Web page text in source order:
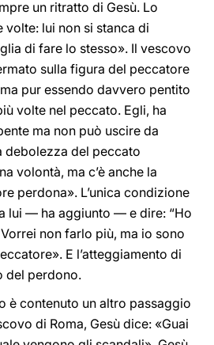
un ritratto di Gesù. Lo
lui non si stanca di
di fare lo stesso». Il vescovo
sulla figura del peccatore
pur essendo davvero pentito
volte nel peccato. Egli, ha
ma non può uscire da
debolezza del peccato
volontà, ma c’è anche la
perdona». L’unica condizione
lui — ha aggiunto — e dire: “Ho
non farlo più, ma io sono
E l’atteggiamento di
del perdono.
è contenuto un altro passaggio
di Roma, Gesù dice: «Guai